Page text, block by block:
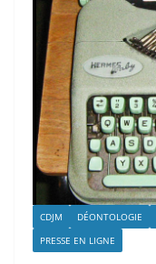
CDJM DÉONTOLOGIE
PRESSE EN LIGNE